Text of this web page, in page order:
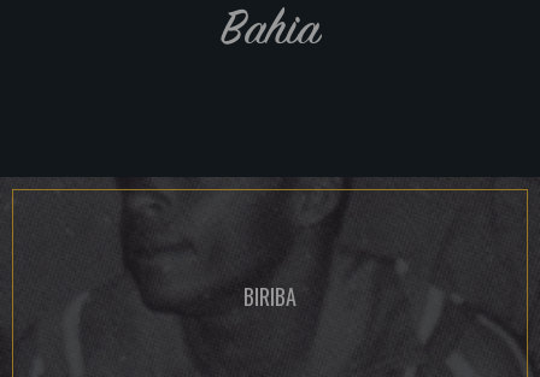
Bahia
BIRIBA